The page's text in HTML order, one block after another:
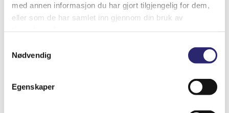
med annen informasjon du har gjort tilgjengelig for dem,
eller som de har samlet inn gjennom din bruk av
Nødvendig
Egenskaper